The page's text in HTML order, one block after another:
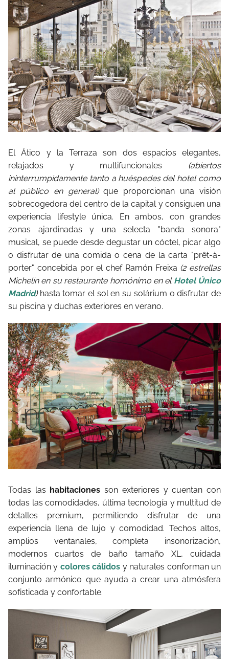
El Ático y la Terraza son dos espacios elegantes,
relajados y multifuncionales (abiertos
ininterrumpidamente tanto a huéspedes del hotel como
al público en general)que proporcionan una visión
sobrecogedora del centro de la capital y consiguen una
experiencia lifestyle única. En ambos, con grandes
zonas ajardinadas y una selecta "banda sonora"
musical, se puede desde degustar un cóctel, picar algo
o disfrutar de una comida o cena de la carta "prêt-à-
porter" concebida por el chef Ramón Freixa (2 estrellas
Michelin en su restaurante homónimo en el Hotel Único
Madrid)hasta tomar el sol en su solárium o disfrutar de
su piscina y duchas exteriores en verano.
Todas las habitaciones son exteriores y cuentan con
todas las comodidades, última tecnología y multitud de
detalles premium, permitiendo disfrutar de una
experiencia llena de lujo y comodidad. Techos altos,
amplios ventanales, completa insonorización,
modernos cuartos de baño tamaño XL, cuidada
iluminación y colores cálidos y naturales conforman un
conjunto armónico que ayuda a crear una atmósfera
sofisticada y confortable.